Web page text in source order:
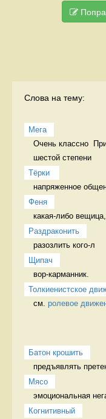
Слова на тему:
Мега
Очень классно
шестой степени
Тёрки
напряженное
Феня
какая-либо
Раздраконить
разозлить кого-л
Щипач
вор-карманник.
Толкиенистское
см. ролевое
Батон крошить
предъявлять
Мясо
эмоциональная
Когнитивный